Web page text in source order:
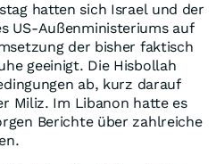
hatten sich Israel und der
US-Außenministeriums auf
der bisher faktisch
geeinigt. Die Hisbollah
ab, kurz darauf
Miliz. Im Libanon hatte es
Berichte über zahlreiche